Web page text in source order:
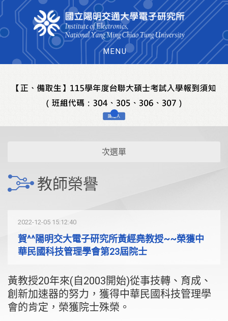
MENU
次選單
教師榮譽
2022-12-05 15:12:40
賀^^陽明交大電子研究所黃經堯教授~~榮獲中
華民國科技管理學會第23屆院士
黃教授20年來(自2003開始)從事技轉、育成、
創新加速器的努力，獲得中華民國科技管理學
會的肯定，榮獲院士殊榮。